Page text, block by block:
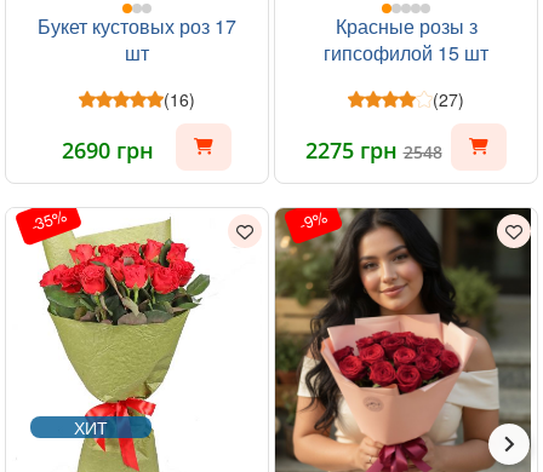
Букет кустовых роз 17
шт
(16)
2690 грн
Красные розы з
гипсофилой 15 шт
(27)
2275 грн2548
-35%
ХИТ
-9%